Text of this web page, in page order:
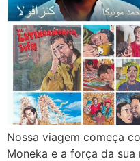
Nossa viagem começa
Moneka e a força da